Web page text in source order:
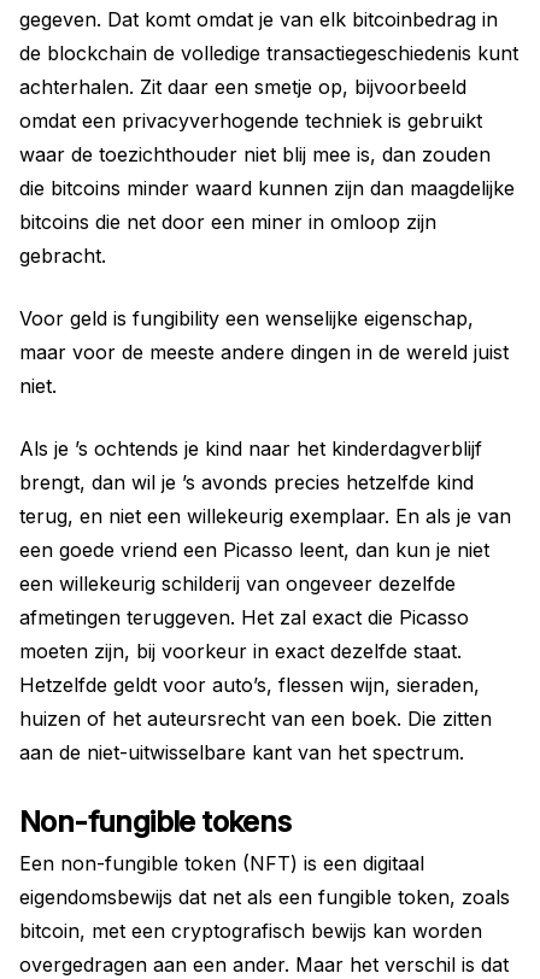
gegeven. Dat komt omdat je van elk bitcoinbedrag in
de blockchain de volledige transactiegeschiedenis kunt
achterhalen. Zit daar een smetje op, bijvoorbeeld
omdat een privacyverhogende techniek is gebruikt
waar de toezichthouder niet blij mee is, dan zouden
die bitcoins minder waard kunnen zijn dan maagdelijke
bitcoins die net door een miner in omloop zijn
gebracht.
Voor geld is fungibility een wenselijke eigenschap,
maar voor de meeste andere dingen in de wereld juist
niet.
Als je ’s ochtends je kind naar het kinderdagverblijf
brengt, dan wil je ’s avonds precies hetzelfde kind
terug, en niet een willekeurig exemplaar. En als je van
een goede vriend een Picasso leent, dan kun je niet
een willekeurig schilderij van ongeveer dezelfde
afmetingen teruggeven. Het zal exact die Picasso
moeten zijn, bij voorkeur in exact dezelfde staat.
Hetzelfde geldt voor auto’s, flessen wijn, sieraden,
huizen of het auteursrecht van een boek. Die zitten
aan de niet-uitwisselbare kant van het spectrum.
Non-fungible tokens
Een non-fungible token (NFT) is een digitaal
eigendomsbewijs dat net als een fungible token, zoals
bitcoin, met een cryptografisch bewijs kan worden
overgedragen aan een ander. Maar het verschil is dat